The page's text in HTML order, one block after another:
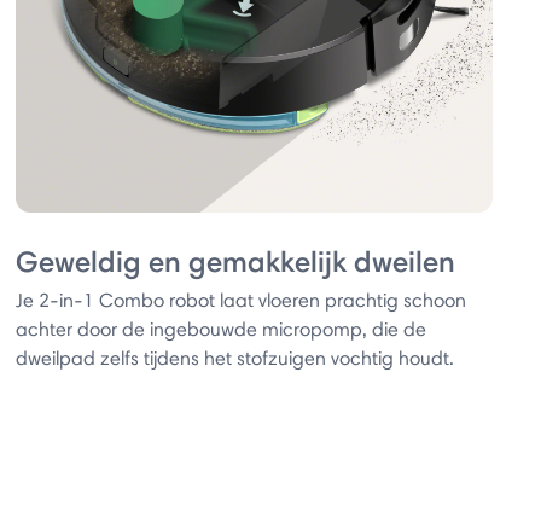
Geweldig en gemakkelijk dweilen
Je 2-in-1 Combo robot laat vloeren prachtig schoon
achter door de ingebouwde micropomp, die de
dweilpad zelfs tijdens het stofzuigen vochtig houdt.